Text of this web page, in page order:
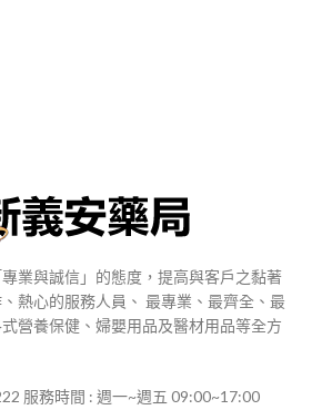
業與誠信」的態度，提高與客戶之黏著
熱心的服務人員、 最專業、最齊全、最
營養保健、婦嬰用品及醫材用品等全方
服務時間 : 週一~週五 09:00~17:00